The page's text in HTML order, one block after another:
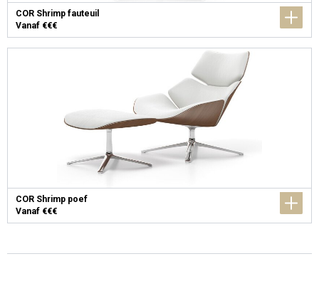
COR Shrimp fauteuil
Vanaf €€€
COR Shrimp poef
Vanaf €€€